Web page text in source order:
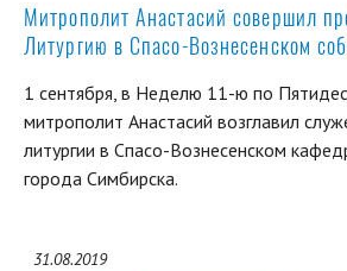
Митрополит Анастасий совершил
Литургию в Спасо-Вознесенском
1 сентября, в Неделю 11-ю по
митрополит Анастасий возглавил
литургии в Спасо-Вознесенском
города Симбирска.
31.08.2019